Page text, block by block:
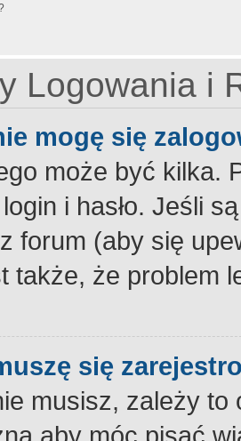
Logowania i
mogę się
może być kilka.
i hasło. Jeśli
forum (aby się
także, że problem
się
musisz, zależy